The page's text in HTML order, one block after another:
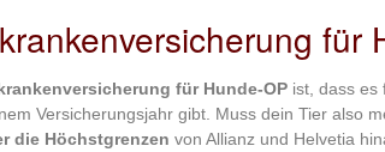
für
für Hunde-OP ist, dass es
Versicherungsjahr gibt. Muss dein Tier also
die Höchstgrenzen von Allianz und Helvetia